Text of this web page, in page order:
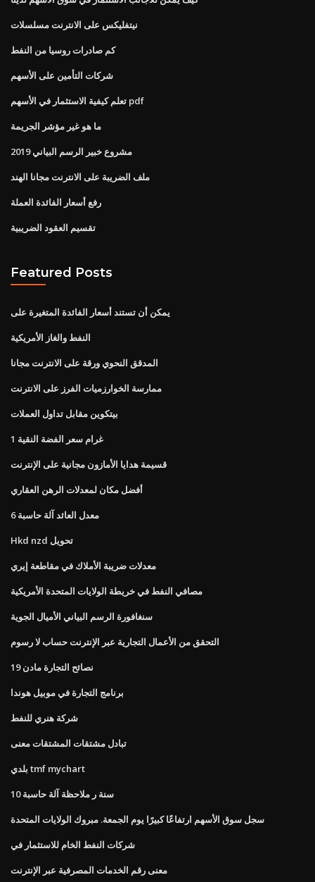
نيتفليكس على الانترنت مسلسلات
كم صادرات روسيا من النفط
شركات التأمين على الأسهم
تعلم كيفية الاستثمار في الأسهم pdf
ما هو غير مؤشر الجريمة
مشروع خبير الرسم البياني 2019
ملف الضريبة على الانترنت مجانا الهند
رفع أسعار الفائدة العملة
تقسيم العقود الضريبية
Featured Posts
يمكن أن تستند أسعار الفائدة المتغيرة على
النفط والغاز الأمريكية
المدقق النحوي ورقة على الانترنت مجانا
ممارسة الخوارزميات الفرز على الانترنت
بيتكوين مقابل تداول العملات
1 غرام سعر الفضة النقية
قسيمة هدايا الأمازون مجانية على الإنترنت
أفضل مكان لمعدلات الرهن العقاري
6 معدل العائد آلة حاسبة
Hkd nzd تحويل
معدلات ضريبة الأملاك في مقاطعة إيري
مصافي النفط في خريطة الولايات المتحدة الأمريكية
سنغافورة الرسم البياني الأميال الجوية
التحقق من الأعمال التجارية عبر الإنترنت حساب لا رسوم
نصائح التجارة مادن 19
برنامج التجارة في موبيل هوندا
شركة هنري للنفط
تبادل مشتقات المشتقات معنى
بلدي tmf mychart
10 سنة ر ملاحظة آلة حاسبة
سجل سوق الأسهم ارتفاعًا كبيرًا يوم الجمعة. مبروك الولايات المتحدة
شركات النفط الخام للاستثمار في
معنى رقم الخدمات المصرفية عبر الإنترنت